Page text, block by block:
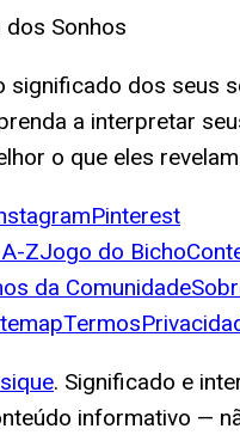
Sonhos
significado dos seus
a interpretar
o que eles
Pinterest
ZJogo do Bicho
da Comunidade
Termos
. Significado e
informativo —